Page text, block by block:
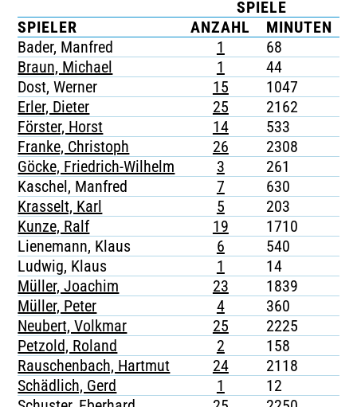
TICKETING
SPIELE
SPIELER
ANZAHL MINUTEN
Bader, Manfred
1 68
Braun, Michael
1 44
Dost, Werner
15 1047
Erler, Dieter
25 2162
Förster, Horst
14 533
Franke, Christoph
26 2308
Göcke, Friedrich-Wilhelm
3 261
Kaschel, Manfred
7 630
Krasselt, Karl
5 203
Kunze, Ralf
19 1710
Lienemann, Klaus
6 540
Ludwig, Klaus
1 14
Müller, Joachim
23 1839
Müller, Peter
4 360
Neubert, Volkmar
25 2225
Petzold, Roland
2 158
Rauschenbach, Hartmut
24 2118
Schädlich, Gerd
1 12